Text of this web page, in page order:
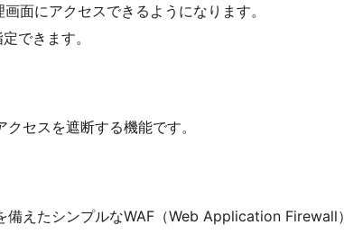
面にアクセスできるようになります。
できます。
セスを遮断する機能です。
えたシンプルなWAF（Web Application Firewall）